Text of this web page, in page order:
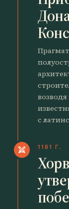
с
swords 1181 Г.